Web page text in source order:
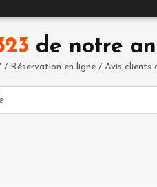
de notre
Réservation en ligne / Avis clients